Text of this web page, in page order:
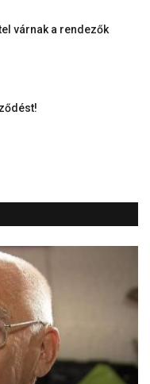
várnak a rendezők